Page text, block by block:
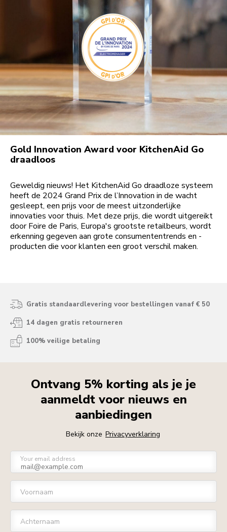
Gold Innovation Award voor KitchenAid Go
draadloos
Geweldig nieuws! Het KitchenAid Go draadloze systeem
heeft de 2024 Grand Prix de l’Innovation in de wacht
gesleept, een prijs voor de meest uitzonderlijke
innovaties voor thuis. Met deze prijs, die wordt uitgereikt
door Foire de Paris, Europa's grootste retailbeurs, wordt
erkenning gegeven aan grote consumententrends en -
producten die voor klanten een groot verschil maken.
Gratis standaardlevering voor bestellingen vanaf € 50
14 dagen gratis retourneren
100% veilige betaling
Ontvang 5% korting als je je
aanmeldt voor nieuws en
aanbiedingen
Bekijk onze Privacyverklaring
Your email address
Voornaam
Achternaam